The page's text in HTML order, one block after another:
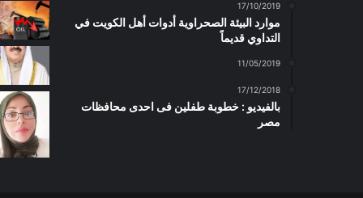
17/10/2019
موارد البيئة الصحراوية أدوات أهل الكويت في
التداوي قديماً
11/05/2019
17/12/2018
بالفيديو : خطوبة طفلين فى احدى محافظات
مصر